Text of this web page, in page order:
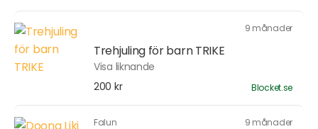
9 månader
Trehjuling för barn TRIKE
Visa liknande
200 kr
Blocket.se
Falun 9 månader